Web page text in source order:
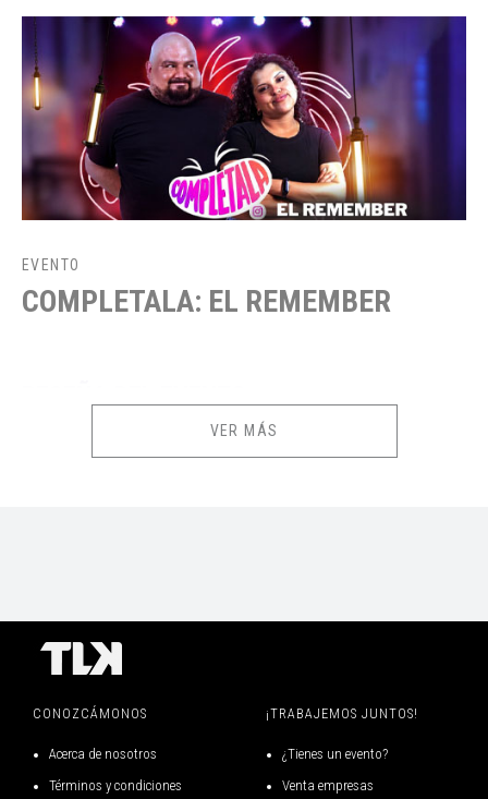
EVENTO
COMPLETALA: EL REMEMBER
convertirse en una experiencia única e irrepetible. Cada función es
diferente, porque las mejores historias las trae el público y en el
escenario cobran una nueva vida con mucho humor.
asegura tu entrada antes de que se agoten.
VER MÁS
CONOZCÁMONOS
Acerca de nosotros
Términos y condiciones
¡TRABAJEMOS JUNTOS!
¿Tienes un evento?
Venta empresas